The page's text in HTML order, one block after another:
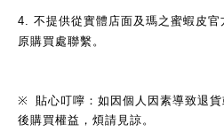
4. 不提供從實體店面及瑪之蜜蝦皮
原購買處聯繫。
※
貼心叮嚀：如因個人因素導致退
後購買權益，煩請見諒。